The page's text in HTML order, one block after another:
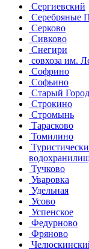
Сергиевский
Серебряные
Серково
Сивково
Снегири
совхоза им.
Софрино
Софьино
Старый
Строкино
Стромынь
Тарасково
Томилино
Тучково
Уваровка
Удельная
Усово
Успенское
Федурново
Фряново